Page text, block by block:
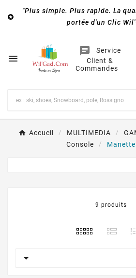

"Plus simple. Plus rapide. La
portée d'un Clic

chat
Service
Client &
Commandes
Accueil MULTIMEDIA
Console
Manette
9 produits
